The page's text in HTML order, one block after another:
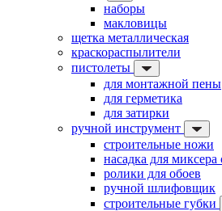
наборы
макловицы
щетка металлическая
краскораспылители
пистолеты
для монтажной пены
для герметика
для затирки
ручной инструмент
строительные ножи
насадка для миксера
ролики для обоев
ручной шлифовщик
строительные губки